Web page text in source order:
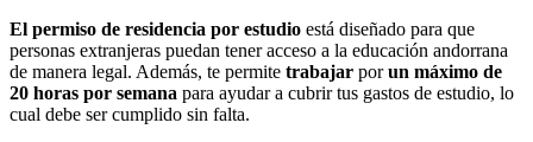
El permiso de residencia por estudio está diseñado para que
personas extranjeras puedan tener acceso a la educación andorrana
de manera legal. Además, te permite trabajar porun máximo de
20 horas por semana para ayudar a cubrir tus gastos de estudio, lo
cual debe ser cumplido sin falta.